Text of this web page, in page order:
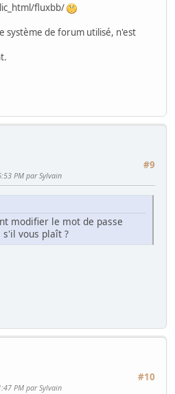
fluxbb/
système de forum utilisé, n'est
#9
PM par Sylvain
modifier le mot de passe
vous plaît ?
#10
PM par Sylvain